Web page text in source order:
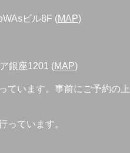
ビル8F (MAP)
銀座1201 (MAP)
ています。事前にご予約の上
っています。